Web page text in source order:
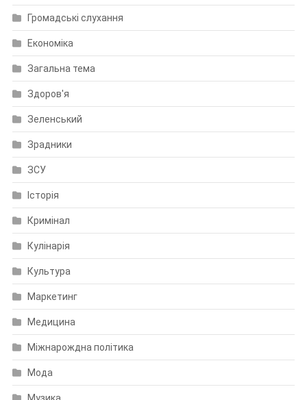
Громадські слухання
Економіка
Загальна тема
Здоров'я
Зеленський
Зрадники
ЗСУ
Історія
Кримінал
Кулінарія
Культура
Маркетинг
Медицина
Міжнарождна політика
Мода
Музика